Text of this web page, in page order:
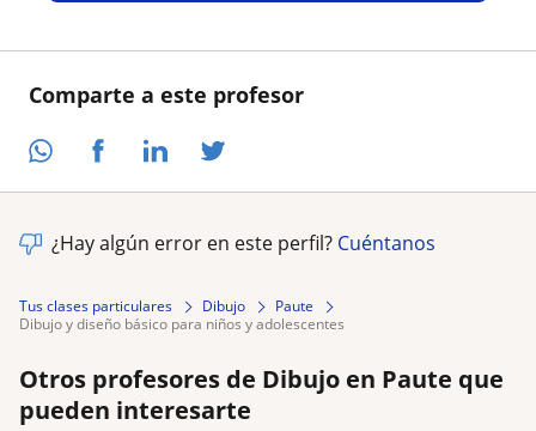
Comparte a este profesor
¿Hay algún error en este perfil? Cuéntanos
Tus clases particulares Dibujo
Paute
dibujo y diseño básico para niños y adolescentes
Otros profesores de Dibujo en Paute que
pueden interesarte